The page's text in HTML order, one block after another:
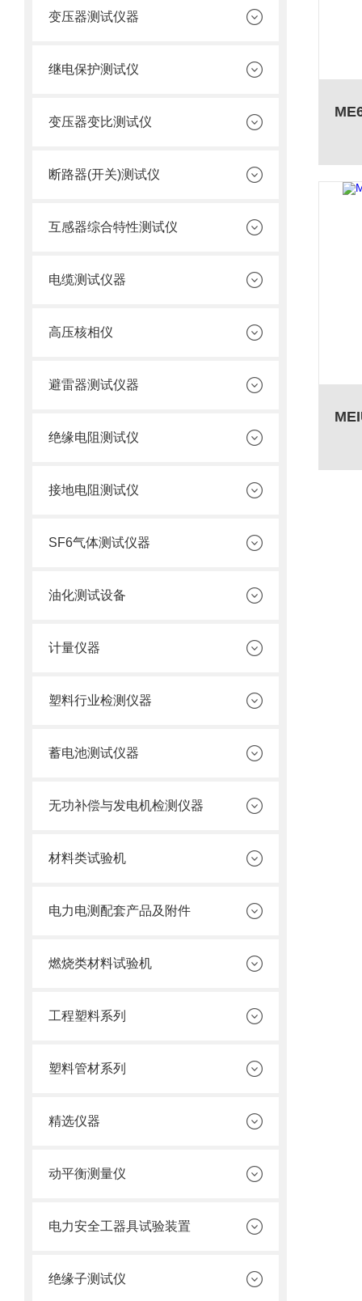
变压器测试仪器
继电保护测试仪
变压器变比测试仪
断路器(开关)测试仪
互感器综合特性测试仪
电缆测试仪器
高压核相仪
避雷器测试仪器
绝缘电阻测试仪
接地电阻测试仪
SF6气体测试仪器
油化测试设备
计量仪器
塑料行业检测仪器
蓄电池测试仪器
无功补偿与发电机检测仪器
材料类试验机
电力电测配套产品及附件
燃烧类材料试验机
工程塑料系列
塑料管材系列
精选仪器
动平衡测量仪
电力安全工器具试验装置
绝缘子测试仪